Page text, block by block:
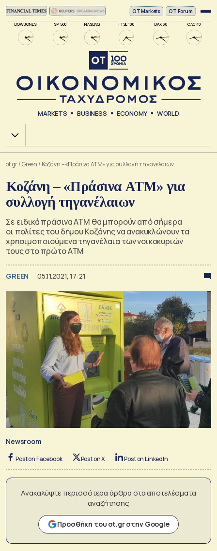
DOW JONES SP 500 NASDAQ FTSE 100 DAX 30 CAC 40
ΟΤ Markets OT Forum
MARKETS BUSINESS ECONOMY WORLD
Χ.Α.
ot.gr/Green / Κοζάνη – «Πράσινα ΑΤΜ» για συλλογή τηγανέλαιων
Κοζάνη – «Πράσινα ΑΤΜ» για
συλλογή τηγανέλαιων
Σε ειδικά πράσινα ATM θα μπορούν από σήμερα
οι πολίτες του δήμου Κοζάνης να ανακυκλώνουν τα
χρησιμοποιούμενα τηγανέλαια των νοικοκυριών
τους στο πρώτο ATM
GREEN 05.11.2021, 17:21
Newsroom
Post on Facebook Post on X Post on LinkedIn
Ανακαλύψτε περισσότερα άρθρα στα αποτελέσματα
αναζήτησης
Προσθήκη του ot.gr στην Google